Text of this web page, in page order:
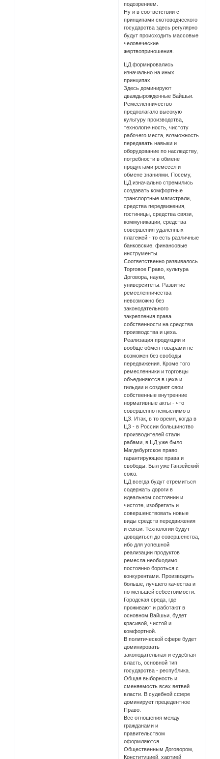
подозрением.
Ну и в соответствии с
принципами скотоводческого
государства здесь регулярно
будут происходить массовые
человеческие
жертвоприношения.
ЦД формировались
изначально на иных
принципах.
Здесь доминируют
дваждырожденные Вайшьи.
Ремесленничество
предполагало высокую
культуру производства,
технологичность, чистоту
рабочего места, возможность
передавать навыки и
оборудование по наследству,
потребности в обмене
продуктами ремесел и
обмене знаниями. Посему,
ЦД изначально стремились
создавать комфортные
транспортные магистрали,
средства передвижения,
гостиницы, средства связи,
коммуникации, средства
совершения удаленных
платежей - то есть различные
банковские, финансовые
инструменты.
Соответственно развивалось
Торговое Право, культура
Договора, науки,
университеты. Развитие
ремесленничества
невозможно без
законодательного
закрепления права
собственности на средства
производства и цеха.
Реализация продукции и
вообще обмен товарами не
возможен без свободы
передвижения. Кроме того
ремесленники и торговцы
объединяются в цеха и
гильдии и создают свои
собственные внутренние
нормативные акты - что
совершенно немыслимо в
ЦЗ. Итак, в то время, когда в
ЦЗ - в России большинство
производителей стали
рабами, в ЦД уже было
Магдебургское право,
гарантирующее права и
свободы. Был уже Ганзейский
союз.
ЦД всегда будут стремиться
содержать дороги в
идеальном состоянии и
чистоте, изобретать и
совершенствовать новые
виды средств передвижения
и связи. Технологии будут
доводиться до совершенства,
ибо для успешной
реализации продуктов
ремесла необходимо
постоянно бороться с
конкурентами. Производить
больше, лучшего качества и
по меньшей себестоимости.
Городская среда, где
проживают и работают в
основном Вайшьи, будет
красивой, чистой и
комфортной.
В политической сфере будет
доминировать
законодательная и судебная
власть, основной тип
государства - республика.
Общая выборность и
сменяемость всех ветвей
власти. В судебной сфере
доминирует прецедентное
Право.
Все отношения между
гражданами и
правительством
оформляются
Общественным Договором,
Конституцией, хартией